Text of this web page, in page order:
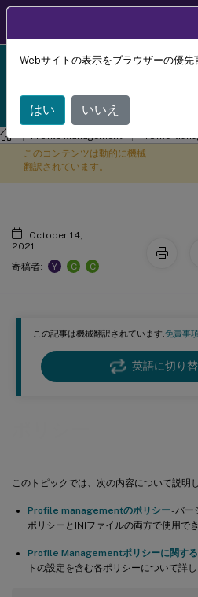
Profile Management 1912
to a newer version of Profile
Profile Management Profile
この記事は機械翻訳されています.免責事項
英語に切り替
このトピックでは、次の内容について説明
Profile managementのポリシー- バー
ポリシーとINIファイルの両方で使用で
Profile Managementポリシーに関する
トの設定を含む各ポリシーについて詳
このコンテンツは動的に機械
翻訳されています。
ポリシー
October 14,
2021
寄稿者:
Y C C
Webサイトの表示をブラウザーの優先
はい いいえ